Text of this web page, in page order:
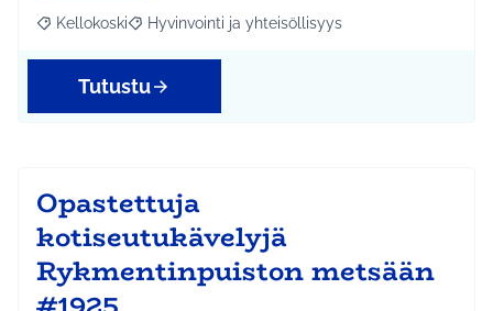
Rajaa tulokset aihepiirin mukaan: Kellokoski
Kellokoski Rajaa tulokset teeman mukaan: Hyvinvointi ja
Hyvinvointi ja yhteisöllisyys
Tutustu
Opastettuja
kotiseutukävelyjä
Rykmentinpuiston metsään